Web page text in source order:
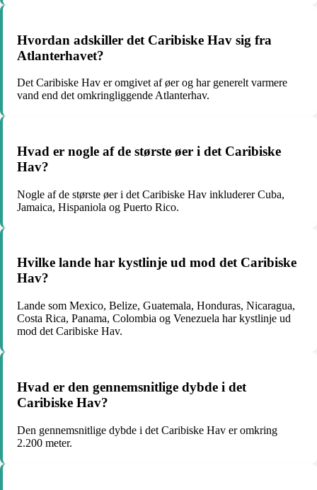
Hvordan adskiller det Caribiske Hav sig fra
Atlanterhavet?
Det Caribiske Hav er omgivet af øer og har generelt varmere
vand end det omkringliggende Atlanterhav.
Hvad er nogle af de største øer i det Caribiske
Hav?
Nogle af de største øer i det Caribiske Hav inkluderer Cuba,
Jamaica, Hispaniola og Puerto Rico.
Hvilke lande har kystlinje ud mod det Caribiske
Hav?
Lande som Mexico, Belize, Guatemala, Honduras, Nicaragua,
Costa Rica, Panama, Colombia og Venezuela har kystlinje ud
mod det Caribiske Hav.
Hvad er den gennemsnitlige dybde i det
Caribiske Hav?
Den gennemsnitlige dybde i det Caribiske Hav er omkring
2.200 meter.